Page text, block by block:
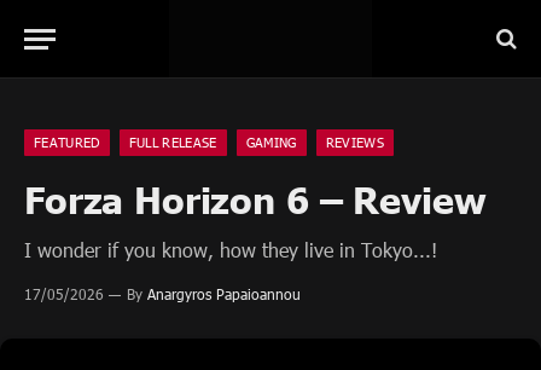
FEATURED FULL RELEASE GAMING REVIEWS
Forza Horizon 6 – Review
I wonder if you know, how they live in Tokyo...!
17/05/2026 By Anargyros Papaioannou